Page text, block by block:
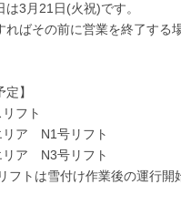
3月21日(火祝)です。
ればその前に営業を終了する
】
フト
リア N1号リフト
リア N3号リフト
フトは雪付け作業後の運行開